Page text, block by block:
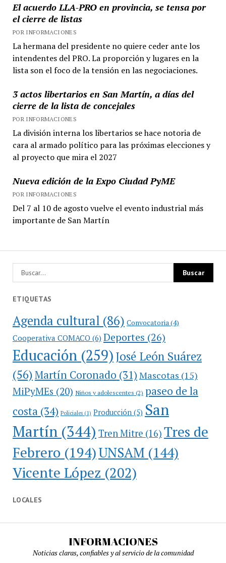
El acuerdo LLA-PRO en provincia, se tensa por
el cierre de listas
POR INFORMACIONES
La hermana del presidente no quiere ceder ante los
intendentes del PRO. La proporción y lugares en la
lista son el foco de la tensión en las negociaciones.
3 actos libertarios en San Martín, a días del
cierre de la lista de concejales
POR INFORMACIONES
La división interna los libertarios se hace notoria de
cara al armado político para las próximas elecciones y
al proyecto que mira el 2027
Nueva edición de la Expo Ciudad PyME
POR INFORMACIONES
Del 7 al 10 de agosto vuelve el evento industrial más
importante de San Martín
ETIQUETAS
Agenda cultural (86) Convocatoria (4)
Cooperativa COMACO(6) Deportes (26)
Educación(259)José León Suárez
(56)Martín Coronado (31) Mascotas (15)
MiPyMEs (20) Niños y adolescentes (2) paseo de la
costa(34) Policiales(1) Producción(5) San
Martín(344) Tren Mitre (16) Tres de
Febrero (194)UNSAM (144)
Vicente López (202)
LOCALES
INFORMACIONES
Noticias claras, confiables y al servicio de la comunidad